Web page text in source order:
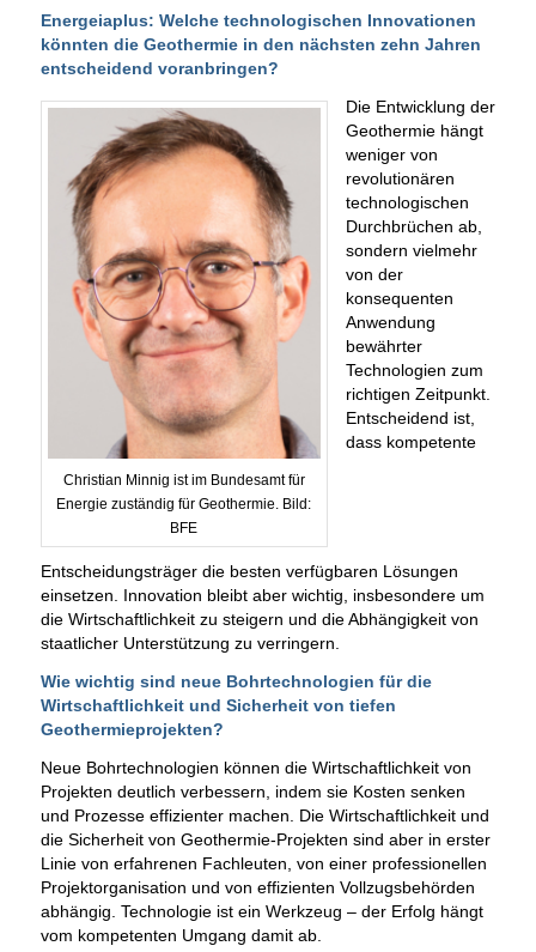
Energeiaplus: Welche technologischen Innovationen
könnten die Geothermie in den nächsten zehn Jahren
entscheidend voranbringen?
Christian Minnig ist im Bundesamt für
Energie zuständig für Geothermie. Bild:
BFE
Die Entwicklung der
Geothermie hängt
weniger von
revolutionären
technologischen
Durchbrüchen ab,
sondern vielmehr
von der
konsequenten
Anwendung
bewährter
Technologien zum
richtigen Zeitpunkt.
Entscheidend ist,
dass kompetente
Entscheidungsträger die besten verfügbaren Lösungen
einsetzen. Innovation bleibt aber wichtig, insbesondere um
die Wirtschaftlichkeit zu steigern und die Abhängigkeit von
staatlicher Unterstützung zu verringern.
Wie wichtig sind neue Bohrtechnologien für die
Wirtschaftlichkeit und Sicherheit von tiefen
Geothermieprojekten?
Neue Bohrtechnologien können die Wirtschaftlichkeit von
Projekten deutlich verbessern, indem sie Kosten senken
und Prozesse effizienter machen. Die Wirtschaftlichkeit und
die Sicherheit von Geothermie-Projekten sind aber in erster
Linie von erfahrenen Fachleuten, von einer professionellen
Projektorganisation und von effizienten Vollzugsbehörden
abhängig. Technologie ist ein Werkzeug – der Erfolg hängt
vom kompetenten Umgang damit ab.